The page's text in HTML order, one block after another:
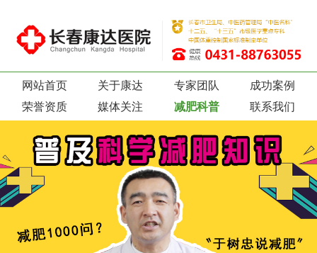
网站首页 关于康达 专家团队
成功案例
荣誉资质
媒体关注 减肥科普 联系我们